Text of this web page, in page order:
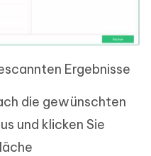
Ergebnisse
die gewünschten
und klicken Sie